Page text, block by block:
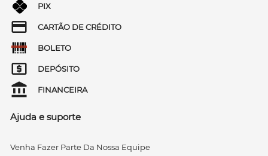
PIX
CARTÃO DE CRÉDITO
BOLETO
DEPÓSITO
FINANCEIRA
Ajuda e suporte
Venha Fazer Parte Da Nossa Equipe